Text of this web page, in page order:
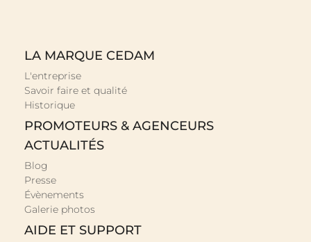
LA MARQUE CEDAM
L'entreprise
Savoir faire et qualité
Historique
PROMOTEURS & AGENCEURS
ACTUALITÉS
Blog
Presse
Évènements
Galerie photos
AIDE ET SUPPORT